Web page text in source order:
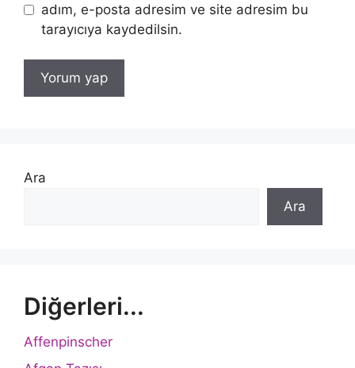
adım, e-posta adresim ve site adresim bu
tarayıcıya kaydedilsin.
Ara
Ara
Diğerleri...
Affenpinscher